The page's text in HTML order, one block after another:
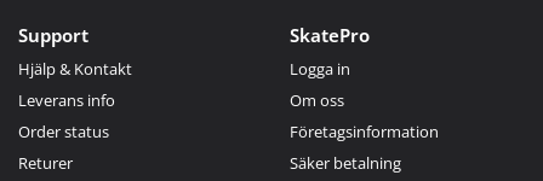
Support
Hjälp & Kontakt
Leverans info
Order status
Returer
SkatePro
Logga in
Om oss
Företagsinformation
Säker betalning